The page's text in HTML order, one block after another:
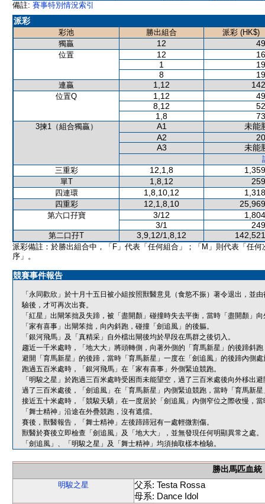
備註: 賽事特別情況索引
派彩
彩池 勝出組合
派彩 (HK$)
獨贏
12
位置 12
1
8
連贏 1,12
位置Q 1,12
8,12
1,8
3揀1（組合獨贏） A1
未能
A2
A3
未能
三重彩
12,1,8
單T 1,8,12
四連環 1,8,10,12
四重彩 12,1,8,10
第六口孖寶 3/12
3/1
第二口孖T 3,9,12/1,8,12
派彩備註：於勝出組合中，「F」代表「任何組合」；「M」則代表「任何
序」。
競賽事件報告
「永同歡欣」於十月十五日被小組按照獸醫意見（食慾不振）著令退出，並
驗後，才可再次出賽。
「紅星」出閘笨拙及失蹄，被「盡開顏」碰撞時失去平衡，當時「盡開顏」
「家有喜事」出閘笨拙，向內斜跑，碰撞「劍追風」的後軀。
「銀河飛馬」及「真精采」自外檔出閘後均於早段在馬群之後切入。
趨近一千米處時，「地大大」將頭轉側，向著外側的「育馬新星」的後蹄斜
避開「育馬新星」的後蹄，當時「育馬新星」一度在「劍追風」的後蹄內側處
跑過五百米處時，「銀河飛馬」在「家有喜事」外側緊迫競跑。
「明駿之星」於跑過三百米處時受困而未能望空，過了三百米處後向外移出
過了三百米處後，「劍追風」在「育馬新星」內側緊迫競跑，當時「育馬新
接近五十米處時，「競駿天驕」在一度居於「劍追風」內側窄位之際收慢，
「舞士精神」沿途在外疊競跑，沒有遮擋。
賽後，獸醫報告，「舞士精神」左後蹄蹄冠有一處輕微割傷。
獸醫於賽後立即檢查「劍追風」及「地大大」，並無發現任何明顯異常之處。
「劍追風」、「明駿之星」及「舞士精神」均須抽取樣本檢驗。
勝出馬匹血統
明駿之星
父系: Testa Rossa
母系: Dance Idol